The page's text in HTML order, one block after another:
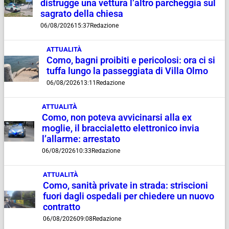
distrugge una vettura l’altro parcheggia sul
sagrato della chiesa
06/08/202615:37Redazione
ATTUALITÀ
Como, bagni proibiti e pericolosi: ora ci si
tuffa lungo la passeggiata di Villa Olmo
06/08/202613:11 Redazione
ATTUALITÀ
Como, non poteva avvicinarsi alla ex
moglie, il braccialetto elettronico invia
l’allarme: arrestato
06/08/202610:33 Redazione
ATTUALITÀ
Como, sanità private in strada: striscioni
fuori dagli ospedali per chiedere un nuovo
contratto
06/08/202609:08 Redazione